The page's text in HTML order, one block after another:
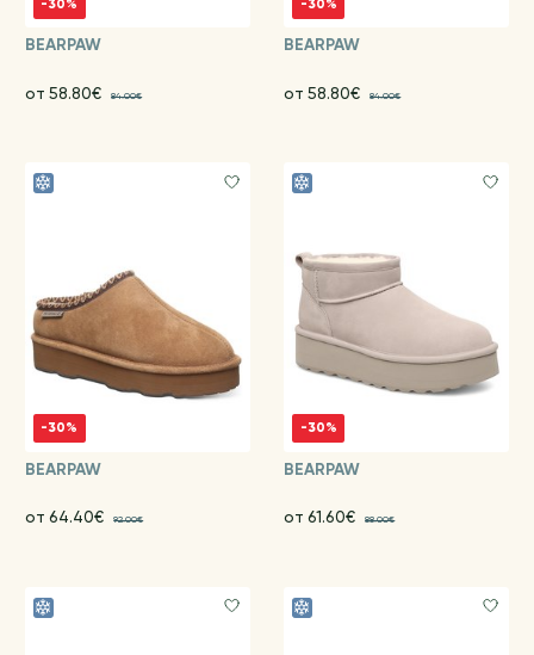
-30%
BEARPAW
от 58.80€ 84.00€
-30%
BEARPAW
от 58.80€ 84.00€
-30%
BEARPAW
от 64.40€ 92.00€
-30%
BEARPAW
от 61.60€ 88.00€